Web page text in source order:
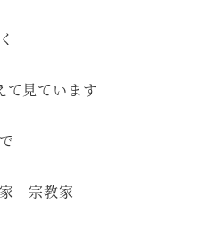
見ています
宗教家